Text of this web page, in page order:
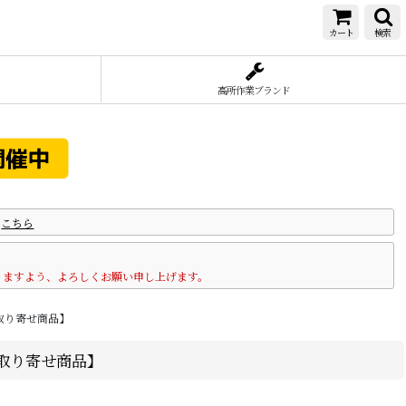
カート 検索
高所作業ブランド
こちら
すよう、よろしくお願い申し上げます。
寄せ商品】
寄せ商品】